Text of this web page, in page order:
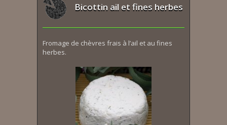
Bicottin ail et fines herbes
Fromage de chèvres frais à l’ail et au fines
herbes.